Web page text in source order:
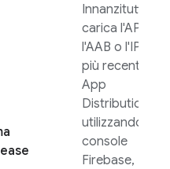
Innanzitutto,
carica l'APK,
l'AAB o l'IPA
più recente su
App
Distribution
utilizzando la
console
Firebase,